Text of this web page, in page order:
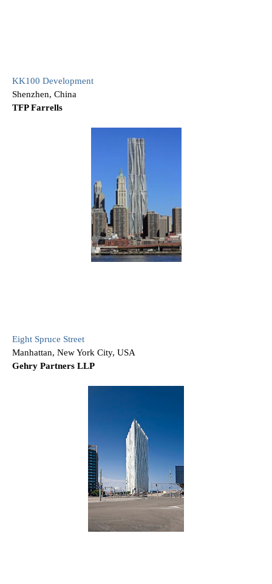
KK100 Development
Shenzhen, China
TFP Farrells
Eight Spruce Street
Manhattan, New York City, USA
Gehry Partners LLP